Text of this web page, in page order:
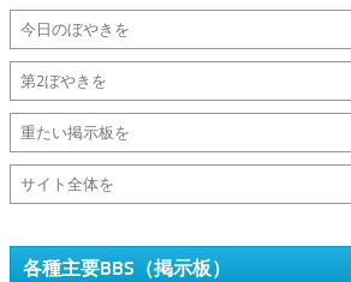
各種主要BBS（掲示板）